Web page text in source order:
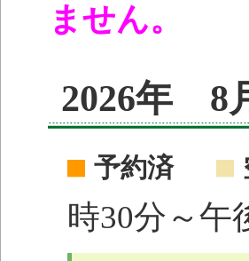
ません。
2026年 8
予約済
時30分～午